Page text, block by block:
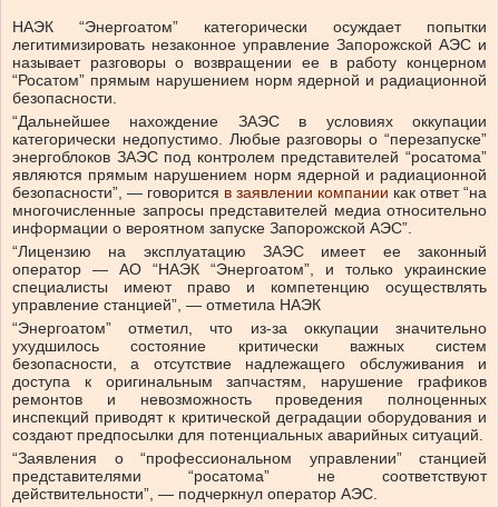
НАЭК “Энергоатом” категорически осуждает попытки
легитимизировать незаконное управление Запорожской АЭС и
называет разговоры о возвращении ее в работу концерном
“Росатом” прямым нарушением норм ядерной и радиационной
безопасности.
“Дальнейшее нахождение ЗАЭС в условиях оккупации
категорически недопустимо. Любые разговоры о “перезапуске”
энергоблоков ЗАЭС под контролем представителей “росатома”
являются прямым нарушением норм ядерной и радиационной
безопасности”, — говорится в заявлении компании как ответ “на
многочисленные запросы представителей медиа относительно
информации о вероятном запуске Запорожской АЭС”.
“Лицензию на эксплуатацию ЗАЭС имеет ее законный
оператор — АО “НАЭК “Энергоатом”, и только украинские
специалисты имеют право и компетенцию осуществлять
управление станцией”, — отметила НАЭК
“Энергоатом” отметил, что из-за оккупации значительно
ухудшилось состояние критически важных систем
безопасности, а отсутствие надлежащего обслуживания и
доступа к оригинальным запчастям, нарушение графиков
ремонтов и невозможность проведения полноценных
инспекций приводят к критической деградации оборудования и
создают предпосылки для потенциальных аварийных ситуаций.
“Заявления о “профессиональном управлении” станцией
представителями “росатома” не соответствуют
действительности”, — подчеркнул оператор АЭС.